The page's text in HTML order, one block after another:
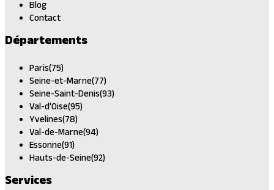
Blog
Contact
Départements
Paris(75)
Seine-et-Marne(77)
Seine-Saint-Denis(93)
Val-d'Oise(95)
Yvelines(78)
Val-de-Marne(94)
Essonne(91)
Hauts-de-Seine(92)
Services